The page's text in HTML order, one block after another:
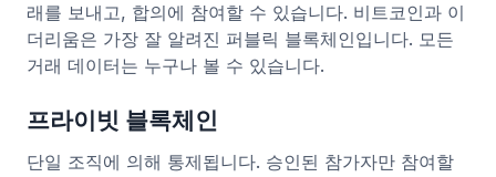
래를 보내고, 합의에 참여할 수 있습니다. 비트코인과 이
더리움은 가장 잘 알려진 퍼블릭 블록체인입니다. 모든
거래 데이터는 누구나 볼 수 있습니다.
프라이빗 블록체인
단일 조직에 의해 통제됩니다. 승인된 참가자만 참여할